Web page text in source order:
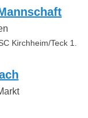
Kirchheim/Teck 1.